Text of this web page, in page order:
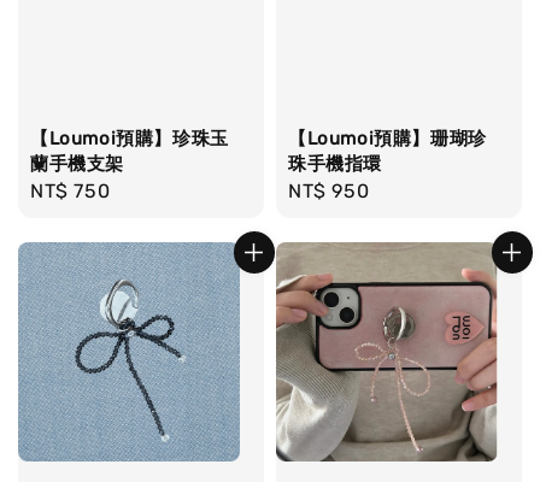
【Loumoi預購】珍珠玉
蘭手機支架
Regular
NT$ 750
【Loumoi預購】珊瑚珍
珠手機指環
Regular
NT$ 950